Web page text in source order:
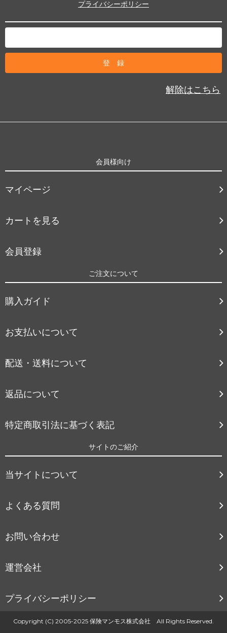
プライバシーポリシー
解除はこちら
会員様向け
マイページ
カートを見る
会員登録
ご注文について
購入ガイド
お支払いについて
配送・送料について
返品について
特定商取引法に基づく表記
サイトのご紹介
当サイトについて
よくある質問
お問い合わせ
運営会社
プライバシーポリシー
Copyright (C) 2005-2025 保険マンモス株式会社 All Rights Reserved.